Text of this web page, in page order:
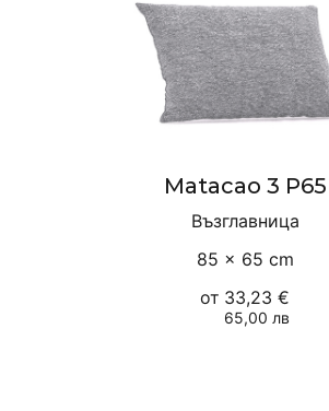
Matacao 3 P65
Възглавница
85 × 65 cm
от 33,23 €
65,00 лв